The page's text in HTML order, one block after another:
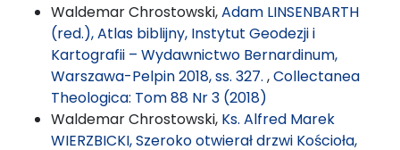
Waldemar Chrostowski,Adam LINSENBARTH
(red.), Atlas biblijny, Instytut Geodezji i
Kartografii – Wydawnictwo Bernardinum,
Warszawa-Pelpin 2018, ss. 327. ,Collectanea
Theologica: Tom 88 Nr 3 (2018)
Waldemar Chrostowski, Ks. Alfred Marek
WIERZBICKI, Szeroko otwierał drzwi Kościoła,